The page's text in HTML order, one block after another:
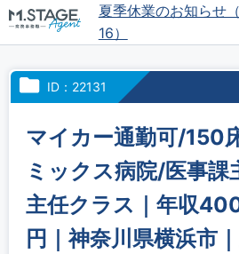
夏季休業のお知らせ
16）
ID：22131
マイカー通勤可/150
ミックス病院/医事課
主任クラス｜年収
円｜神奈川県横浜市